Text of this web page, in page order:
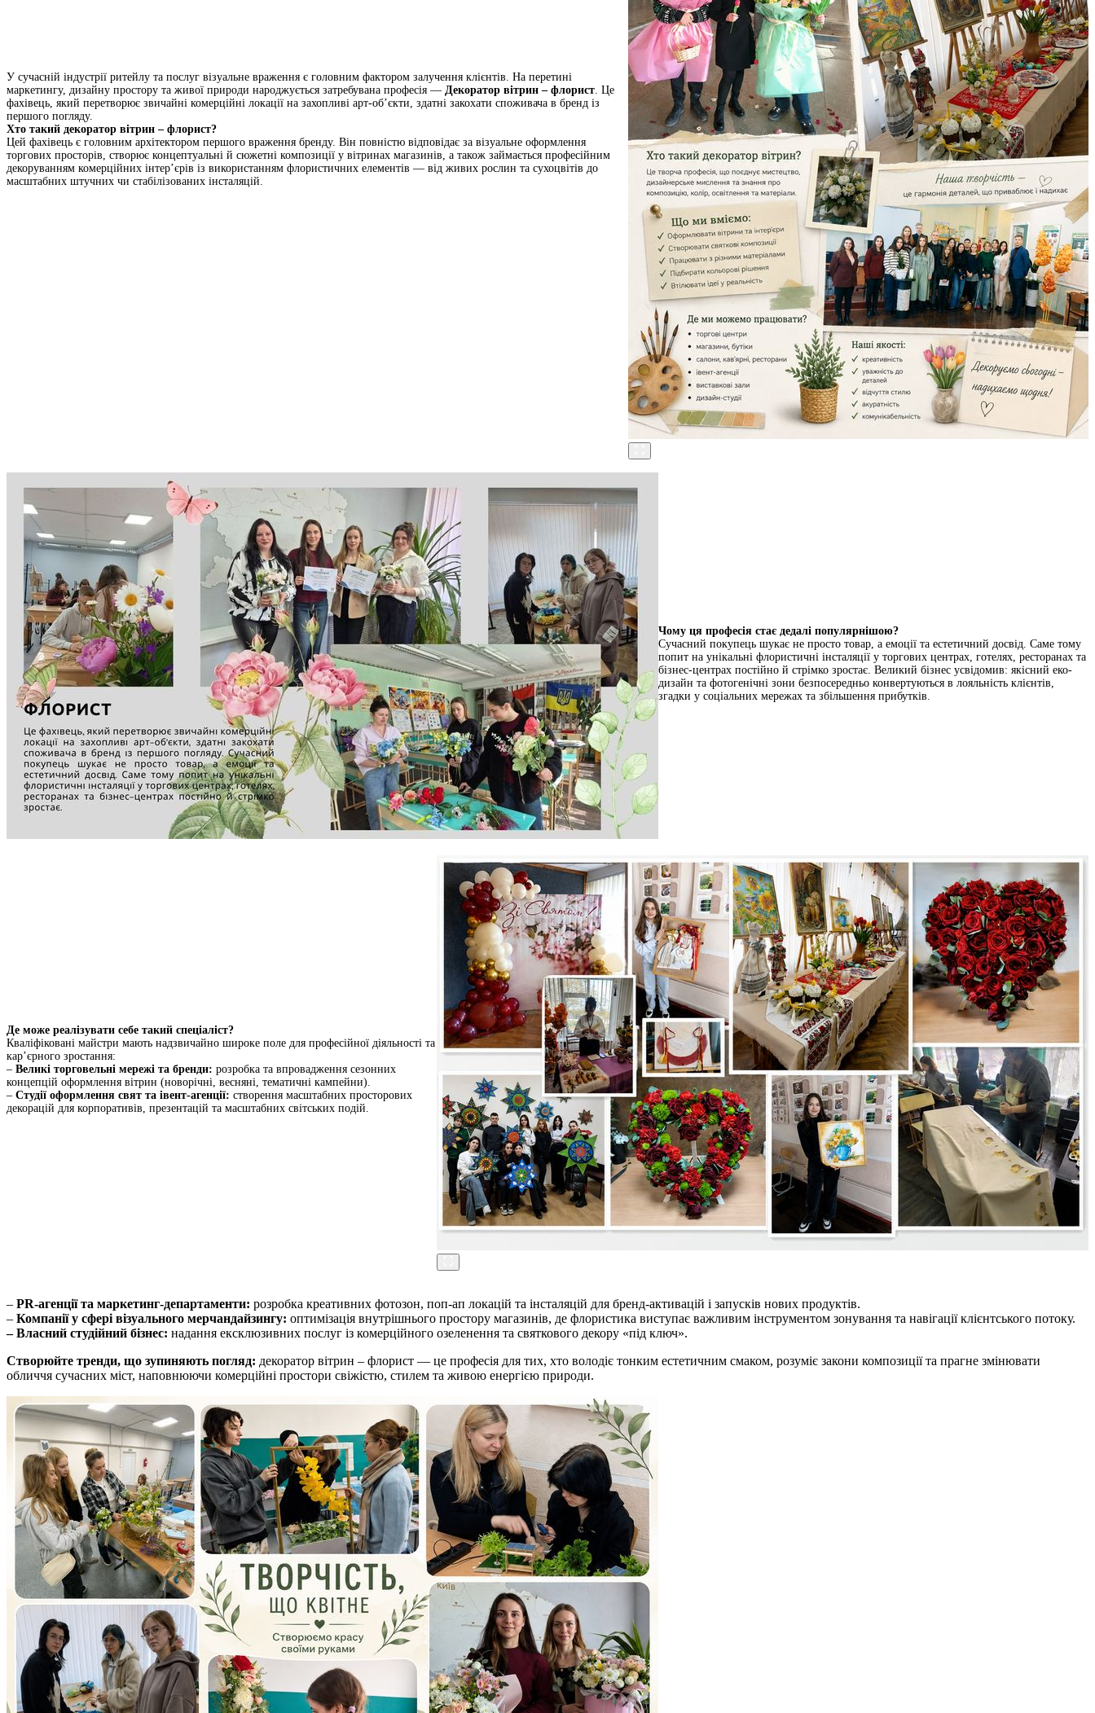
У сучасній індустрії ритейлу та послуг візуальне враження є головним фактором залучення клієнтів. На перетині
маркетингу, дизайну простору та живої природи народжується затребувана професія — Декоратор вітрин – флорист. Це
фахівець, який перетворює звичайні комерційні локації на захопливі арт-об’єкти, здатні закохати споживача в бренд із
першого погляду.
Хто такий декоратор вітрин – флорист?
Цей фахівець є головним архітектором першого враження бренду. Він повністю відповідає за візуальне оформлення
торгових просторів, створює концептуальні й сюжетні композиції у вітринах магазинів, а також займається професійним
декоруванням комерційних інтер’єрів із використанням флористичних елементів — від живих рослин та сухоцвітів до
масштабних штучних чи стабілізованих інсталяцій.
Чому ця професія стає дедалі популярнішою?
Сучасний покупець шукає не просто товар, а емоції та естетичний досвід. Саме тому
попит на унікальні флористичні інсталяції у торгових центрах, готелях, ресторанах та
бізнес-центрах постійно й стрімко зростає. Великий бізнес усвідомив: якісний еко-
дизайн та фотогенічні зони безпосередньо конвертуються в лояльність клієнтів,
згадки у соціальних мережах та збільшення прибутків.
Де може реалізувати себе такий спеціаліст?
Кваліфіковані майстри мають надзвичайно широке поле для професійної діяльності та
кар’єрного зростання:
– Великі торговельні мережі та бренди: розробка та впровадження сезонних
концепцій оформлення вітрин (новорічні, весняні, тематичні кампейни).
– Студії оформлення свят та івент-агенції: створення масштабних просторових
декорацій для корпоративів, презентацій та масштабних світських подій.
– PR-агенції та маркетинг-департаменти: розробка креативних фотозон, поп-ап локацій та інсталяцій для бренд-активацій і запусків нових продуктів.
– Компанії у сфері візуального мерчандайзингу: оптимізація внутрішнього простору магазинів, де флористика виступає важливим інструментом зонування та навігації клієнтського потоку.
– Власний студійний бізнес: надання ексклюзивних послуг із комерційного озеленення та святкового декору «під ключ».
Створюйте тренди, що зупиняють погляд: декоратор вітрин – флорист — це професія для тих, хто володіє тонким естетичним смаком, розуміє закони композиції та прагне змінювати
обличчя сучасних міст, наповнюючи комерційні простори свіжістю, стилем та живою енергією природи.